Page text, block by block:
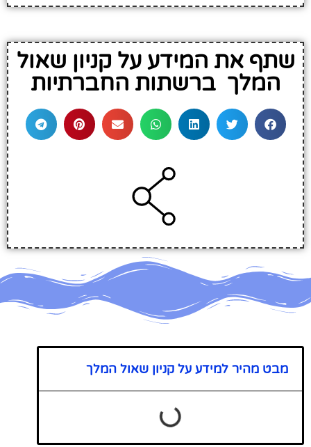
שתף את המידע על קניון שאול
המלך ברשתות החברתיות
מבט מהיר למידע על קניון שאול המלך